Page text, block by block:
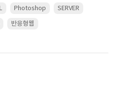
Photoshop
SERVER
반응형웹